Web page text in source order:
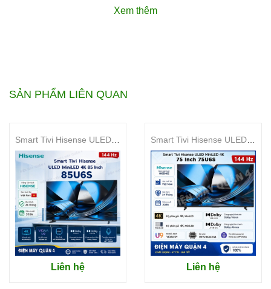
Đặc điểm nổi bật
Màn hình 65 inch sang trọng, giúp bạn có góc nhìn rộng hơn
Công nghệ HDR10 tăng cường độ tương phản cho hình ảnh
Thưởng thức âm thanh đa chiều nhờ công nghệ Dolby Audio
Xem thêm
SẢN PHẨM LIÊN QUAN
Liên hệ Liên hệ